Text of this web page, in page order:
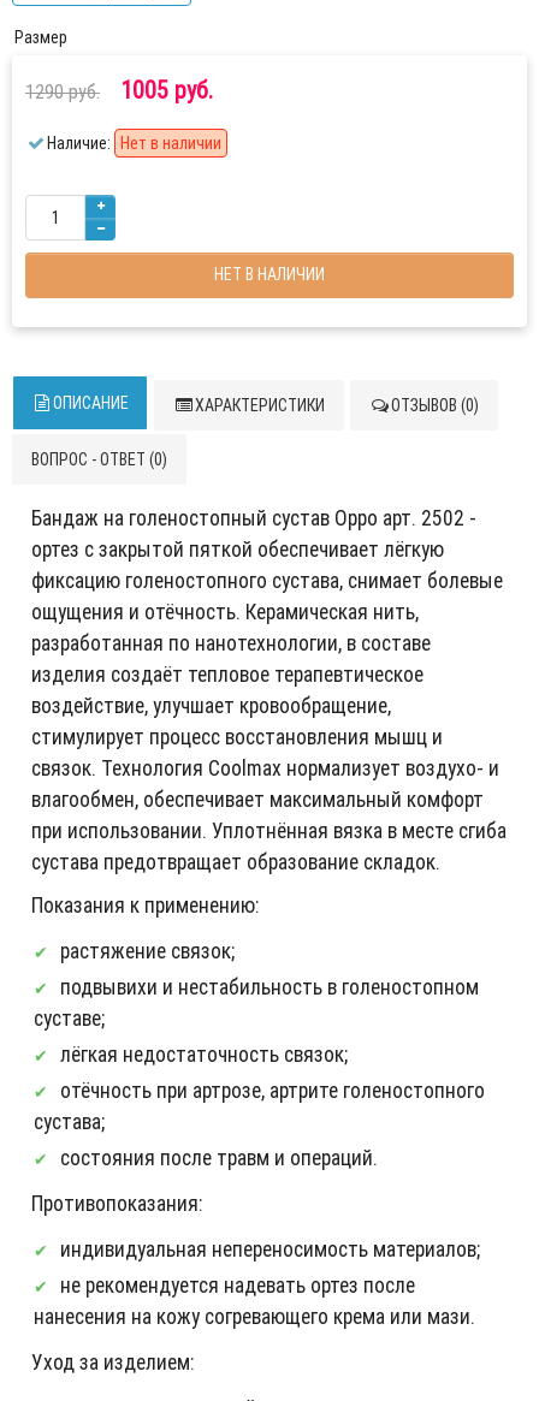
Размер
1290 руб. 1005 руб.
Наличие: Нет в наличии
НЕТ В НАЛИЧИИ
ОПИСАНИЕ ХАРАКТЕРИСТИКИ ОТЗЫВОВ (0)
ВОПРОС - ОТВЕТ (0)
Бандаж на голеностопный сустав Oppo арт. 2502 -
ортез с закрытой пяткой обеспечивает лёгкую
фиксацию голеностопного сустава, снимает болевые
ощущения и отёчность. Керамическая нить,
разработанная по нанотехнологии, в составе
изделия создаёт тепловое терапевтическое
воздействие, улучшает кровообращение,
стимулирует процесс восстановления мышц и
связок. Технология Coolmax нормализует воздухо- и
влагообмен, обеспечивает максимальный комфорт
при использовании. Уплотнённая вязка в месте сгиба
сустава предотвращает образование складок.
Показания к применению:
растяжение связок;
подвывихи и нестабильность в голеностопном
суставе;
лёгкая недостаточность связок;
отёчность при артрозе, артрите голеностопного
сустава;
состояния после травм и операций.
Противопоказания:
индивидуальная непереносимость материалов;
не рекомендуется надевать ортез после
нанесения на кожу согревающего крема или мази.
Уход за изделием: